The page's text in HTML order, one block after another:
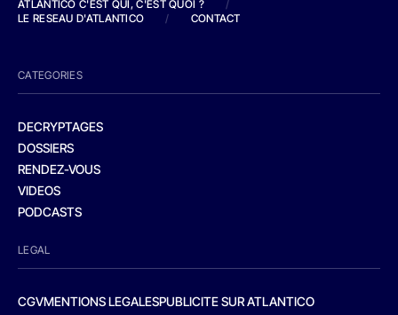
ATLANTICO C'EST QUI, C'EST QUOI ?
/
LE RESEAU D'ATLANTICO
/ CONTACT
CATEGORIES
DECRYPTAGES
DOSSIERS
RENDEZ-VOUS
VIDEOS
PODCASTS
LEGAL
CGVMENTIONS LEGALESPUBLICITE SUR ATLANTICO